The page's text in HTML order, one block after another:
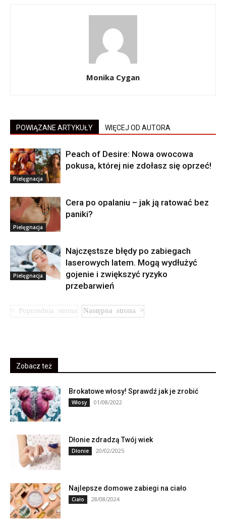
Monika Cygan
POWIĄZANE ARTYKUŁY WIĘCEJ OD AUTORA
Pielęgnacja
Peach of Desire: Nowa owocowa
pokusa, której nie zdołasz się oprzeć!
Pielęgnacja
Cera po opalaniu – jak ją ratować bez
paniki?
Pielęgnacja
Najczęstsze błędy po zabiegach
laserowych latem. Mogą wydłużyć
gojenie i zwiększyć ryzyko
przebarwień
Zobacz też
Brokatowe włosy! Sprawdź jak je zrobić
Włosy 01/08/2022
Dłonie zdradzą Twój wiek
Dłonie 20/02/2025
Najlepsze domowe zabiegi na ciało
Ciało 28/08/2024